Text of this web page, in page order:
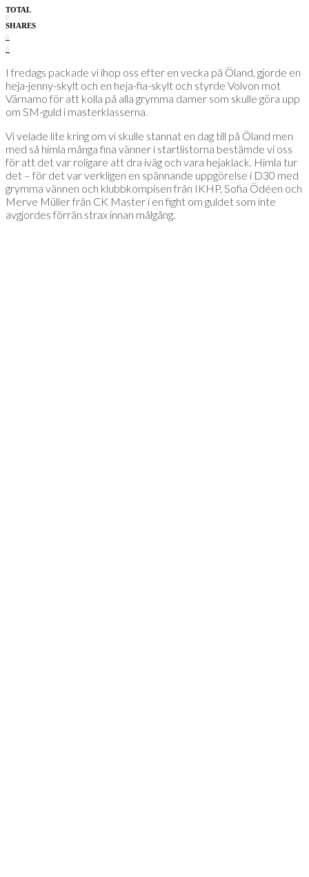
TOTAL
0
SHARES
0
0
I fredags packade vi ihop oss efter en vecka på Öland, gjorde en
heja-jenny-skylt och en heja-fia-skylt och styrde Volvon mot
Värnamo för att kolla på alla grymma damer som skulle göra upp
om SM-guld i masterklasserna.
Vi velade lite kring om vi skulle stannat en dag till på Öland men
med så himla många fina vänner i startlistorna bestämde vi oss
för att det var roligare att dra iväg och vara hejaklack. Himla tur
det – för det var verkligen en spännande uppgörelse i D30 med
grymma vännen och klubbkompisen från IKHP, Sofia Ödéen och
Merve Müller från CK Master i en fight om guldet som inte
avgjordes förrän strax innan målgång.